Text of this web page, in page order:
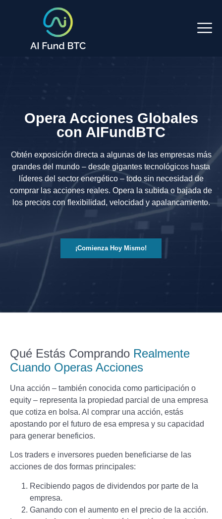
Opera Acciones Globales
con AIFundBTC
Obtén exposición directa a algunas de las empresas más
grandes del mundo – desde gigantes tecnológicos hasta
líderes del sector energético – todo sin necesidad de
comprar las acciones reales. Opera la subida o bajada de
los precios con flexibilidad, velocidad y apalancamiento.
¡Comienza Hoy Mismo!
Qué Estás Comprando Realmente
Cuando Operas Acciones
Una acción – también conocida como participación o
equity – representa la propiedad parcial de una empresa
que cotiza en bolsa. Al comprar una acción, estás
apostando por el futuro de esa empresa y su capacidad
para generar beneficios.
Los traders e inversores pueden beneficiarse de las
acciones de dos formas principales:
Recibiendo pagos de dividendos por parte de la
empresa.
Ganando con el aumento en el precio de la acción.